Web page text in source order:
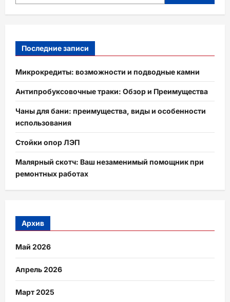
Последние записи
Микрокредиты: возможности и подводные камни
Антипробуксовочные траки: Обзор и Преимущества
Чаны для бани: преимущества, виды и особенности
использования
Стойки опор ЛЭП
Малярный скотч: Ваш незаменимый помощник при
ремонтных работах
Архив
Май 2026
Апрель 2026
Март 2025